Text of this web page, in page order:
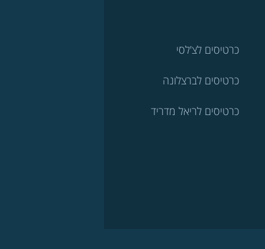
כרטיסים לצ'לסי
כרטיסים לברצלונה
כרטיסים לריאל מדריד